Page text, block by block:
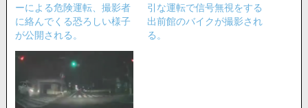
ーによる危険運転、撮影者
に絡んでくる恐ろしい様子
が公開される。
引な運転で信号無視をする
出前館のバイクが撮影され
る。